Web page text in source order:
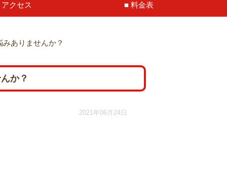
アクセス 料金表
ありませんか？
か？
2021年06月24日